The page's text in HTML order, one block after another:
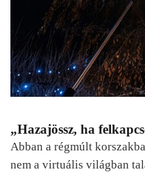
„Hazajössz, ha
Abban a régmúlt
nem a virtuális világban